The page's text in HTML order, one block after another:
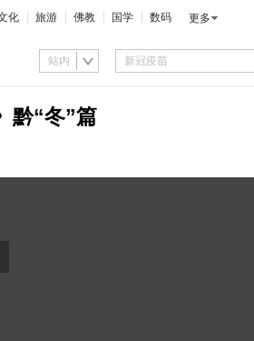
化 旅游 佛教 国学 数码 更多
站内
黔“冬”篇